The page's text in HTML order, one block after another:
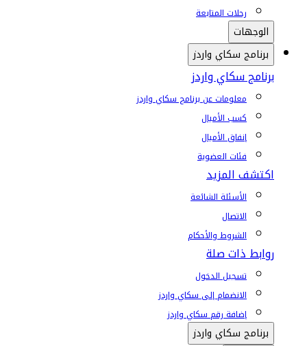
رحلات المتابعة
الوجهات
برنامج سكاي واردز
برنامج سكاي واردز
معلومات عن برنامج سكاي واردز
كسب الأميال
إنفاق الأميال
فئات العضوية
اكتشف المزيد
الأسئلة الشائعة
الاتصال
الشروط والأحكام
روابط ذات صلة
تسجيل الدخول
الانضمام إلى سكاي واردز
إضافة رقم سكاي واردز
برنامج سكاي واردز